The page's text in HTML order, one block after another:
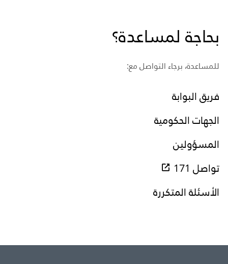
بحاجة لمساعدة؟
للمساعدة، برجاء التواصل مع:
فريق البوابة
الجهات الحكومية
المسؤولين
تواصل 171
الأسئلة المتكررة